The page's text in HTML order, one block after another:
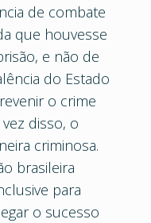
de combate
que houvesse
e não de
do Estado
o crime
disso, o
criminosa.
brasileira
para
o sucesso